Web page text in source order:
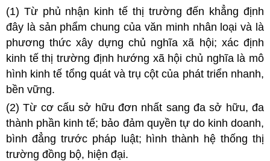
(1) Từ phủ nhận kinh tế thị trường đến khẳng định
đây là sản phẩm chung của văn minh nhân loại và là
phương thức xây dựng chủ nghĩa xã hội; xác định
kinh tế thị trường định hướng xã hội chủ nghĩa là mô
hình kinh tế tổng quát và trụ cột của phát triển nhanh,
bền vững.
(2) Từ cơ cấu sở hữu đơn nhất sang đa sở hữu, đa
thành phần kinh tế; bảo đảm quyền tự do kinh doanh,
bình đẳng trước pháp luật; hình thành hệ thống thị
trường đồng bộ, hiện đại.